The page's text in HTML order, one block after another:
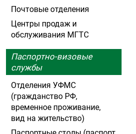
Почтовые отделения
Центры продаж и
обслуживания МГТС
Паспортно-визовые
службы
Отделения УФМС
(гражданство РФ,
временное проживание,
вид на жительство)